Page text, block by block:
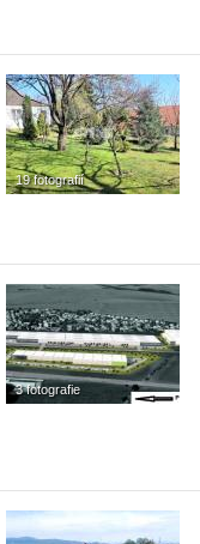
19 fotografií
3 fotografie